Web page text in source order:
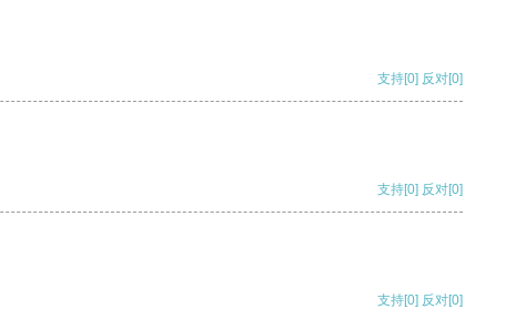
支持[0] 反对[0]
支持[0] 反对[0]
支持[0] 反对[0]